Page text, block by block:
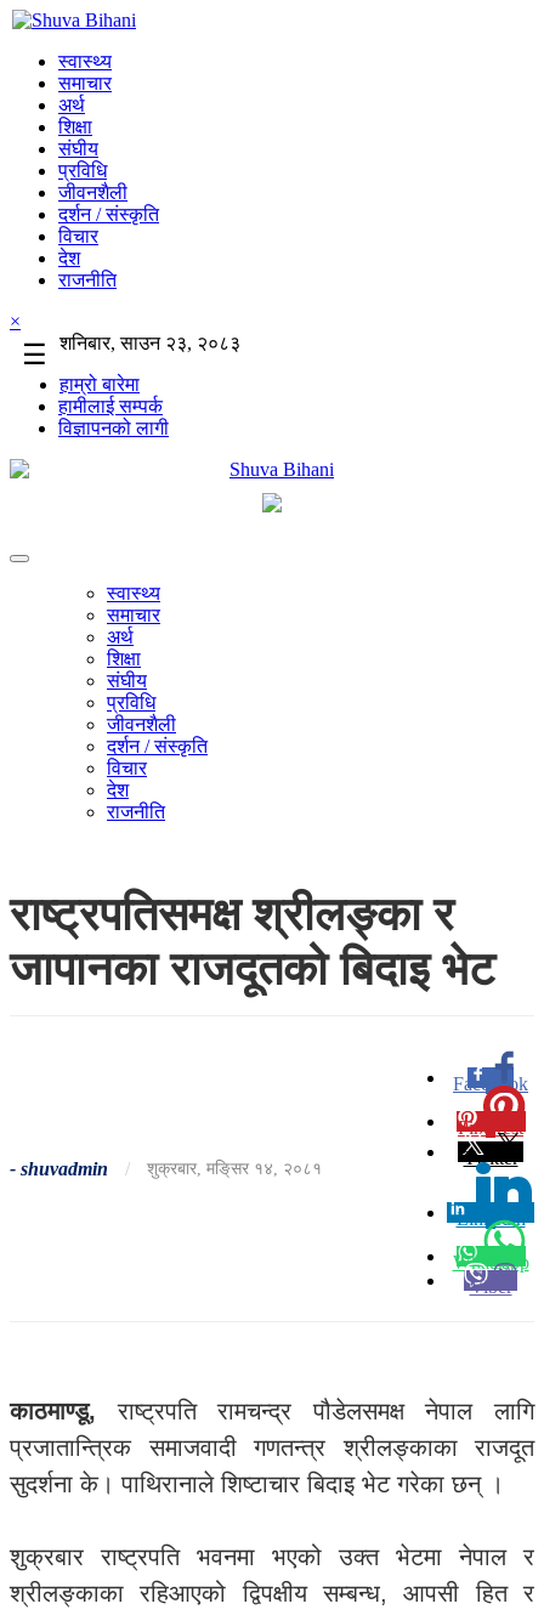
स्वास्थ्य
समाचार
अर्थ
शिक्षा
संघीय
प्रविधि
जीवनशैली
दर्शन / संस्कृति
विचार
देश
राजनीति
×
☰
शनिबार, साउन २३, २०८३
हाम्रो बारेमा
हामीलाई सम्पर्क
विज्ञापनको लागी
स्वास्थ्य
समाचार
अर्थ
शिक्षा
संघीय
प्रविधि
जीवनशैली
दर्शन / संस्कृति
विचार
देश
राजनीति
राष्ट्रपतिसमक्ष श्रीलङ्का र
जापानका राजदूतको बिदाइ भेट
- shuvadmin / शुक्रबार, मङि्सर १४, २०८१
Facebook
0
Pinterest
Twitter
Linkedin
0
Whatsapp
Viber
काठमाण्डू, राष्ट्रपति रामचन्द्र पौडेलसमक्ष नेपाल लागि
प्रजातान्त्रिक समाजवादी गणतन्त्र श्रीलङ्काका राजदूत
सुदर्शना के। पाथिरानाले शिष्टाचार बिदाइ भेट गरेका छन् ।
शुक्रबार राष्ट्रपति भवनमा भएको उक्त भेटमा नेपाल र
श्रीलङ्काका रहिआएको द्विपक्षीय सम्बन्ध, आपसी हित र